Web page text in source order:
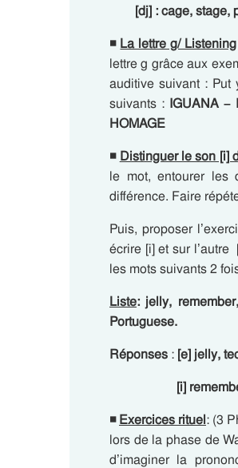
[dj] : cage, stage,
◾ La lettre g/ Listening
lettre g grâce aux
auditive suivant : Put
suivants : IGUANA –
HOMAGE
◾ Distinguer le son [i]
le mot, entourer les
différence. Faire
Puis, proposer
écrire [i] et sur
les mots suivants 2
Liste: jelly,
Portuguese.
Réponses : [e] jelly,
[i] remember,
◾ Exercices rituel: (3
lors de la phase de
d’imaginer la